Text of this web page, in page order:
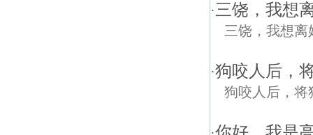
·三饶，我想
三饶，我想
·狗咬人后，
狗咬人后，将